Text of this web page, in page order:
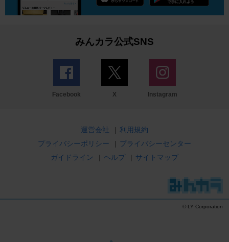
みんカラ公式SNS
Facebook X Instagram
運営会社 | 利用規約
プライバシーポリシー
| プライバシーセンター
ガイドライン
| ヘルプ | サイトマップ
© LY Corporation